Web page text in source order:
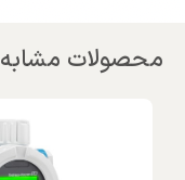
محصولات مشابه